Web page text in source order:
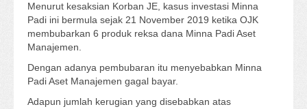
Menurut kesaksian Korban JE, kasus investasi Minna
Padi ini bermula sejak 21 November 2019 ketika OJK
membubarkan 6 produk reksa dana Minna Padi Aset
Manajemen.
Dengan adanya pembubaran itu menyebabkan Minna
Padi Aset Manajemen gagal bayar.
Adapun jumlah kerugian yang disebabkan atas